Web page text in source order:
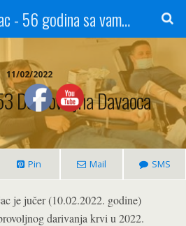
Radio Gradačac - 56 godina sa vama...
11/02/2022
Dobrovoljna Davaoca
Pin Mail SMS
je jučer (10.02.2022. godine)
darivanja krvi u 2022.